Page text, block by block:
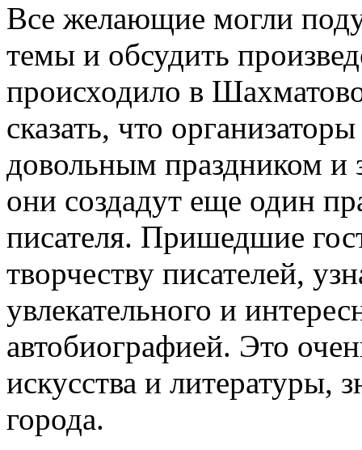
Все желающие могли
темы и обсудить
происходило в
сказать, что
довольным праздником и
они создадут еще один
писателя. Пришедшие
творчеству писателей,
увлекательного и
автобиографией. Это
искусства и литературы,
города.